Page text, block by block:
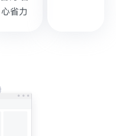
心省力